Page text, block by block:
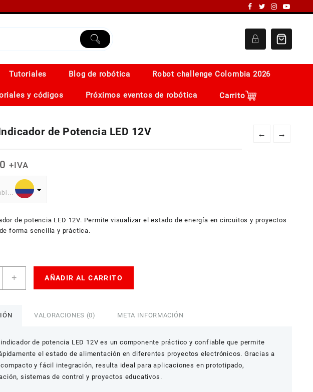
Tutoriales Blog de robótica Robot challenge Colombia 2026
y códigos Próximos eventos de robótica Carrito
← →
de Potencia LED 12V
+IVA
Peso Colombiano
de potencia LED 12V. Permite visualizar el estado de energía en circuitos y proyectos
forma sencilla y práctica.
+ AÑADIR AL CARRITO
VALORACIONES (0) META INFORMACIÓN
de potencia LED 12V es un componente práctico y confiable que permite
el estado de alimentación en diferentes proyectos electrónicos. Gracias a
y fácil integración, resulta ideal para aplicaciones en prototipado,
sistemas de control y proyectos educativos.